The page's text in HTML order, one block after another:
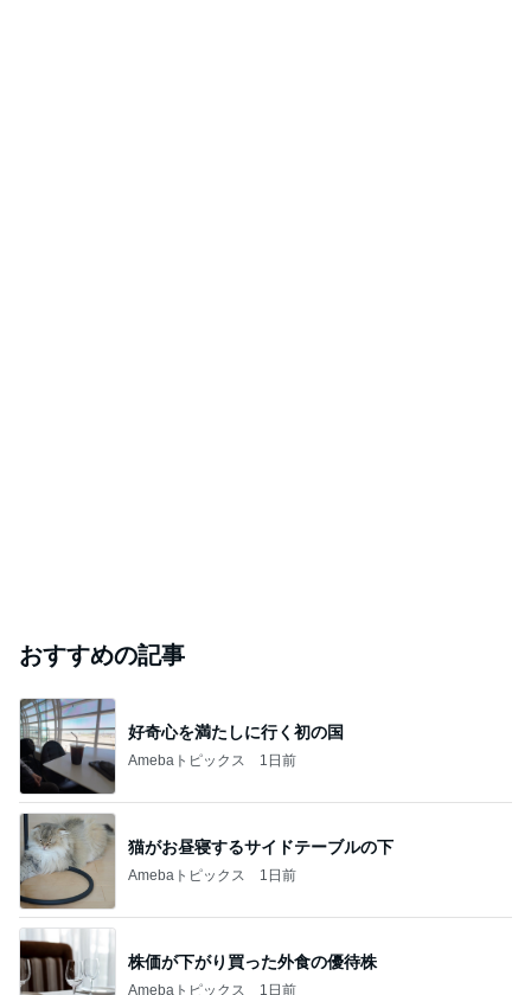
おすすめの記事
好奇心を満たしに行く初の国
Amebaトピックス 1日前
猫がお昼寝するサイドテーブルの下
Amebaトピックス 1日前
株価が下がり買った外食の優待株
Amebaトピックス 1日前